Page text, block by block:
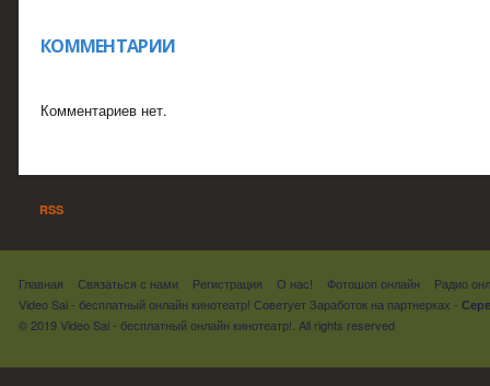
КОММЕНТАРИИ
Комментариев нет.
RSS
Главная Связаться с нами Регистрация О нас! Фотошоп онлайн
Радио
Video Sai - бесплатный онлайн кинотеатр! Советует Заработок на партнерках -
© 2019 Video Sai - бесплатный онлайн кинотеатр!. All rights reserved